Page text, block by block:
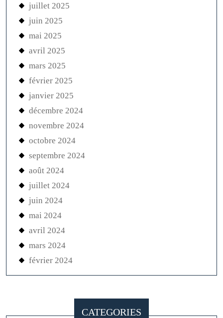
juillet 2025
juin 2025
mai 2025
avril 2025
mars 2025
février 2025
janvier 2025
décembre 2024
novembre 2024
octobre 2024
septembre 2024
août 2024
juillet 2024
juin 2024
mai 2024
avril 2024
mars 2024
février 2024
CATEGORIES